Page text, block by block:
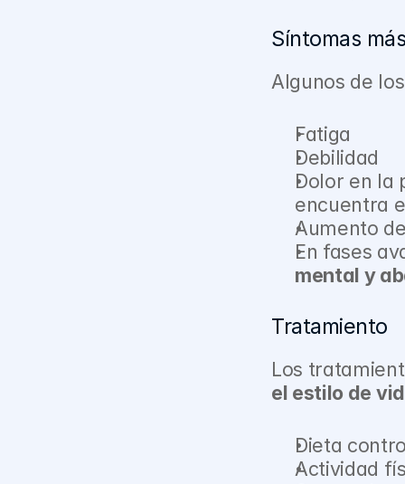
Síntomas
Algunos de
Fatiga
Debilidad
Dolor en la
encuentra
Aumento
En fases
mental y
Tratamiento
Los
el estilo de
Dieta
Actividad